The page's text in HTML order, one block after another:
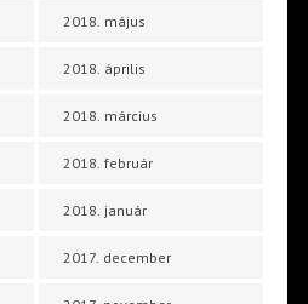
2018. május
2018. április
2018. március
2018. február
2018. január
2017. december